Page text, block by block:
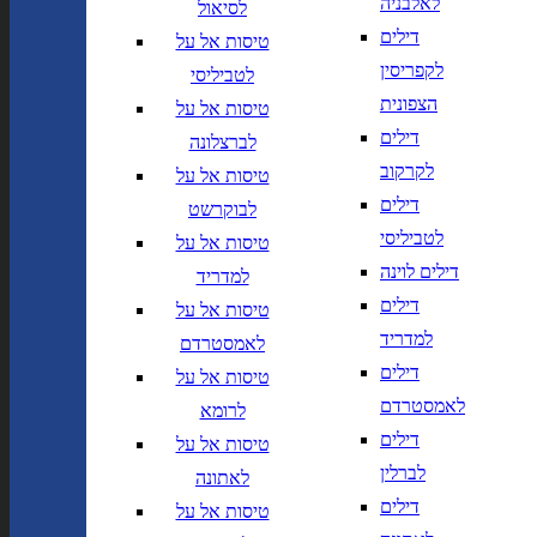
לסיאול
טיסות אל על
לטביליסי
טיסות אל על
לברצלונה
טיסות אל על
לבוקרשט
טיסות אל על
למדריד
טיסות אל על
לאמסטרדם
טיסות אל על
לרומא
טיסות אל על
לאתונה
טיסות אל על
דילים
לקפריסין
הצפונית
דילים
לקרקוב
דילים
לטביליסי
דילים לוינה
דילים
למדריד
דילים
לאמסטרדם
דילים
לברלין
דילים
שנה בשתי ספרות
לוודא בחירת יעד לפני בחירת
תאריך,
DD/MM/YY
ספרות קו נטוי חודש בשתי ספרות
קו נטוי שנה בשתי ספרות
נחיתה ב
נחיתה ב
חפש